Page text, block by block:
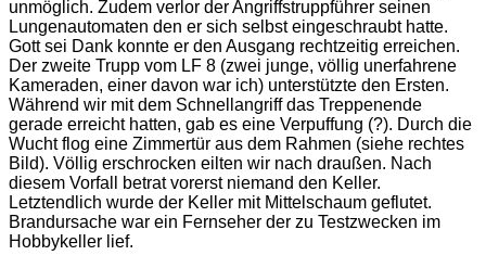
unmöglich. Zudem verlor der Angriffstruppführer seinen
Lungenautomaten den er sich selbst eingeschraubt hatte.
Gott sei Dank konnte er den Ausgang rechtzeitig erreichen.
Der zweite Trupp vom LF 8 (zwei junge, völlig unerfahrene
Kameraden, einer davon war ich) unterstützte den Ersten.
Während wir mit dem Schnellangriff das Treppenende
gerade erreicht hatten, gab es eine Verpuffung (?). Durch die
Wucht flog eine Zimmertür aus dem Rahmen (siehe rechtes
Bild). Völlig erschrocken eilten wir nach draußen. Nach
diesem Vorfall betrat vorerst niemand den Keller.
Letztendlich wurde der Keller mit Mittelschaum geflutet.
Brandursache war ein Fernseher der zu Testzwecken im
Hobbykeller lief.